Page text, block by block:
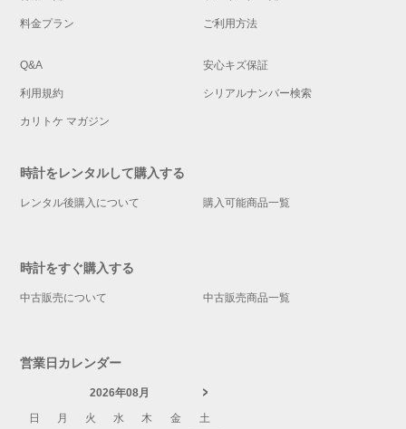
料金プラン ご利用方法
Q&A 安心キズ保証
利用規約 シリアルナンバー検索
カリトケ マガジン
時計をレンタルして購入する
レンタル後購入について 購入可能商品一覧
時計をすぐ購入する
中古販売について 中古販売商品一覧
営業日カレンダー
2026年08月
日
月 火 水 木 金 土